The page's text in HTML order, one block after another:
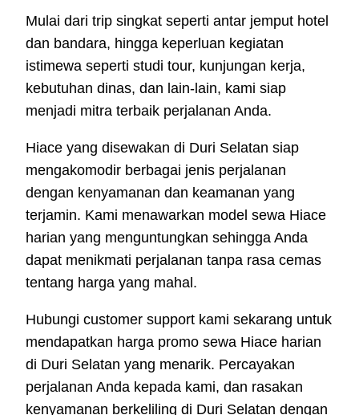
Mulai dari trip singkat seperti antar jemput hotel
dan bandara, hingga keperluan kegiatan
istimewa seperti studi tour, kunjungan kerja,
kebutuhan dinas, dan lain-lain, kami siap
menjadi mitra terbaik perjalanan Anda.
Hiace yang disewakan di Duri Selatan siap
mengakomodir berbagai jenis perjalanan
dengan kenyamanan dan keamanan yang
terjamin. Kami menawarkan model sewa Hiace
harian yang menguntungkan sehingga Anda
dapat menikmati perjalanan tanpa rasa cemas
tentang harga yang mahal.
Hubungi customer support kami sekarang untuk
mendapatkan harga promo sewa Hiace harian
di Duri Selatan yang menarik. Percayakan
perjalanan Anda kepada kami, dan rasakan
kenyamanan berkeliling di Duri Selatan dengan